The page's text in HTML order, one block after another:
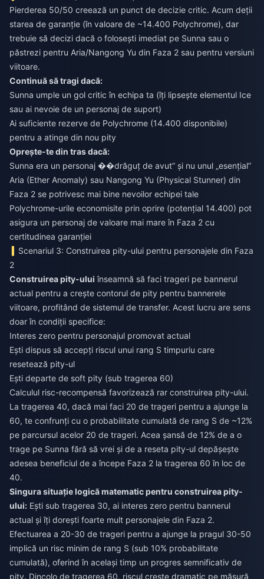
Pierderea 50/50 creează un punct de decizie critic. Acum deții
starea de garanție (în valoare de ~14.400 Polychrome), dar
trebuie să decizi dacă o folosești imediat pe Sunna sau o
păstrezi pentru Aria/Nangong Yu din Faza 2 sau pentru versiuni
viitoare.
Continuă să tragi dacă:
Sunna umple un gol critic în echipa ta (îți lipsește elementul Ice
sau ai nevoie de un personaj de suport)
Ai suficiente rezerve de Polychrome (14.400 disponibile)
pentru a atinge din nou pity
Oprește-te din tras dacă:
Sunna era un personaj ��drăguț de avut” și nu unul „esențial”
Aria (Ether Anomaly) sau Nangong Yu (Physical Stunner) din
Faza 2 se potrivesc mai bine nevoilor echipei tale
Polychrome-urile economisite prin oprire (potențial 14.400) pot
asigura un personaj de valoare mai mare în Faza 2 cu
certitudinea garanției
Scenariul 3: Construirea pity-ului pentru personajele din Faza
2
Construirea pity-ului înseamnă să faci trageri pe bannerul
actual pentru a crește contorul de pity pentru bannerele
viitoare, profitând de sistemul de transfer. Acest lucru are sens
doar în condiții specifice:
Interes zero pentru personajul promovat actual
Ești dispus să accepți riscul unui rang S timpuriu care
resetează pity-ul
Ești departe de soft pity (sub tragerea 60)
Calculul risc-recompensă favorizează rar construirea pity-ului.
La tragerea 40, dacă mai faci 20 de trageri pentru a ajunge la
60, te confrunți cu o probabilitate cumulată de rang S de ~12%
pe parcursul acelor 20 de trageri. Acea șansă de 12% de a o
trage pe Sunna fără să vrei și de a reseta pity-ul depășește
adesea beneficiul de a începe Faza 2 la tragerea 60 în loc de
40.
Singura situație logică matematic pentru construirea pity-
ului: Ești sub tragerea 30, ai interes zero pentru bannerul
actual și îți dorești foarte mult personajele din Faza 2.
Efectuarea a 20-30 de trageri pentru a ajunge la pragul 30-50
implică un risc minim de rang S (sub 10% probabilitate
cumulată), oferind în același timp un progres semnificativ de
pity. Dincolo de tragerea 60, riscul crește dramatic pe măsură